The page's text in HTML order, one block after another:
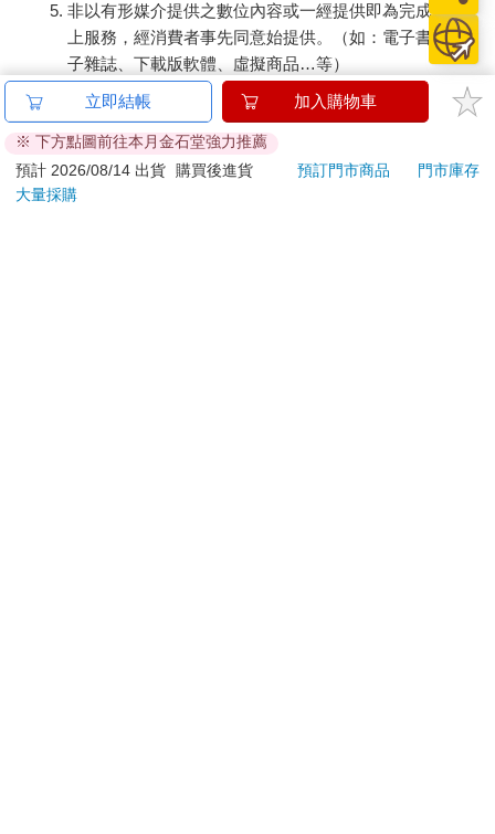
非以有形媒介提供之數位內容或一經提供即為完成之線
上服務，經消費者事先同意始提供。（如：電子書、電
子雜誌、下載版軟體、虛擬商品…等）
已拆封之個人衛生用品。（如：內衣褲、刮鬍刀、除毛
若非上列種類商品，均享有到貨7天的猶豫期（含例假
日）。
辦理退換貨時，商品（組合商品恕無法接受單獨退貨）必須
立即結帳 加入購物車
※ 下方點圖前往本月金石堂強力推薦
預計 2026/08/14 出貨
購買後進貨 預訂門市商品
門市庫存
大量採購